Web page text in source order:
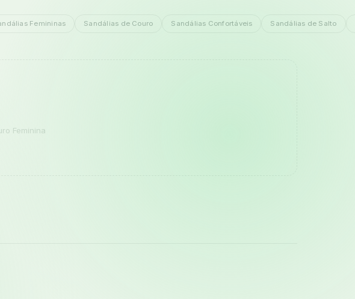
Femininas Sandálias de Couro Sandálias Confortáveis Sandálias de Salto
Feminina